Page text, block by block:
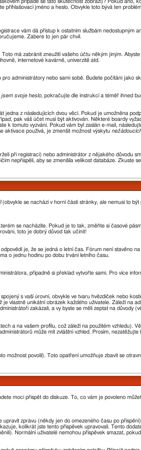
případě se tato skutečnost zobrazí)? Pokud ano,
přihlašovací jméno a heslo. Obvykle toto bývá ten
vám dá přístup k ostatním službám nedostupným
Zabere to jen pár chvil.
má zabránit zneužití vašeho účtu někým jiným.
internetové kavárně, univerzitě atd.
administrátory nebo sami sobě. Budete počítáni jako
jsem svoje heslo, pokračujte dle instrukcí a téměř ihned
jedna z následujících dvou věcí. Pokud je umožněna
pak váš účet musí být aktivován. Některé boardy
k tomuto vyzváni. Pokud vám byl zaslán e-mail,
aktivace používá, je zmenšit možnost výskytu
při registraci) nebo administrátor z nějakého důvodu
nepřispěli, aby se zmenšila velikost databáze. Zkuste
(obvykle se nachází v horní části stránky, ale nemusí to
se nacházíte. Pokud je to tak, změňte si časové
toto je dobrý důvod tak učinit!
je, že se jedná o letní čas. Fórum není stavěno
o jednu hodinu po dobu trvání letního času.
případně si překlad vytvořte sami. Pro více
s vaší úrovní, obvykle ve tvaru hvězdiček nebo
vlastně unikátní obrázek každého uživatele. Záleží na
zakázali, a vy byste se měli zeptat na důvody
a na vašem profilu, což záleží na použitém vzhledu).
může mít zvláštní vzhled. Prosím, nezatěžujte
možnost povolil). Toto opatření umožňuje zbavit se
moci přispět do diskuze. To, co vám je povoleno
zprávu (někdy jen do omezeného času po
kolikrát jste tento příspěvek upravovali. Tento
Normální uživatelé nemohou příspěvek smazat,